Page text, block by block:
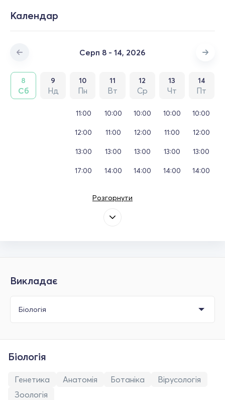
Календар
Серп 8 - 14, 2026
8
Сб
9
Нд
10
Пн
11
Вт
12
Ср
13
Чт
14
Пт
11:00
12:00
13:00
17:00
10:00
11:00
13:00
14:00
10:00
12:00
13:00
14:00
10:00
11:00
13:00
14:00
10:00
12:00
13:00
14:00
Розгорнути
Викладає
Біологія
Генетика Анатомія Ботаніка
Вірусологія
Зоологія